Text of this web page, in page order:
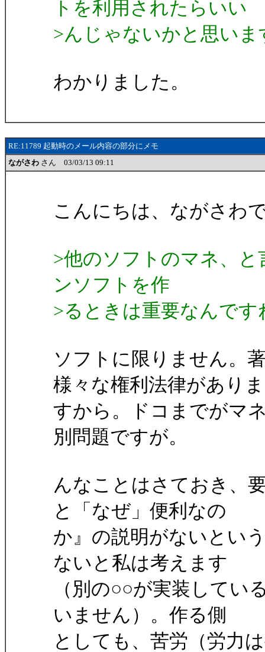
トを利用されたらいい
>んじゃないかと思いま
わかりました。
RE:11789 起動時のメール内容の部分にメモ
ながさわ さん 03/03/13 09:11
こんにちは、ながさわ
>他のソフトのマネ、
ンソフトを作
>るときは重要なんです
ソフトに限りません。
様々な権利法律がありま
すから。ドコまでがマ
別問題ですが。
んなことはさておき、
と「なぜ」便利なの
か』の説明がないとい
ないと私は考えます
（別の○○が実装して
いません）。作る側
としても、苦労（労力